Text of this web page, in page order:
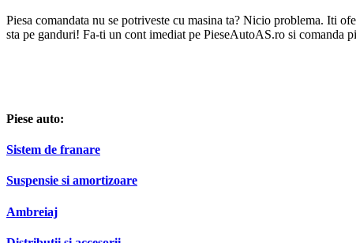
Piesa comandata nu se potriveste cu masina ta? Nicio problema. Iti
sta pe ganduri! Fa-ti un cont imediat pe PieseAutoAS.ro si comanda
Piese auto:
Sistem de franare
Suspensie si amortizoare
Ambreiaj